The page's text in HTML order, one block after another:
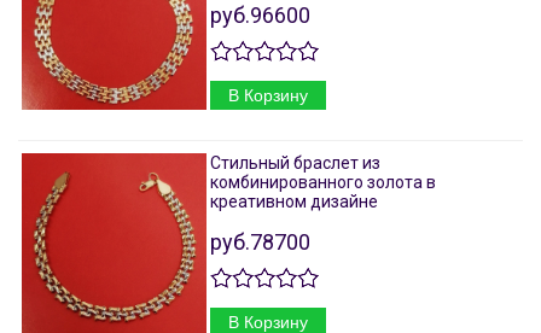
руб.96600
В Корзину
Стильный браслет из
комбинированного золота в
креативном дизайне
руб.78700
В Корзину